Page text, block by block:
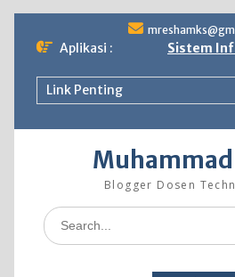
to
content
Aplikasi : Sistem
Link Penting
Muhammad
Blogger Dosen
Search
for: